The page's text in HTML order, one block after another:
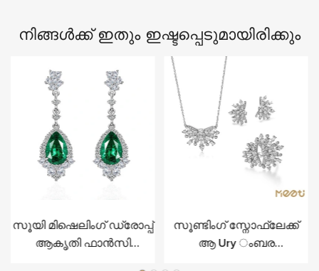
നിങ്ങൾക്ക് ഇതും ഇഷ്ടപ്പെടുമായിരിക്കും
സൂയി മിഷെലിംഗ് ഡ്രോപ്പ്
ആകൃതി ഫാൻസി
സൂണ്ടിംഗ് സ്നോഫ്ലേക്ക്
ആ Ury ംബര